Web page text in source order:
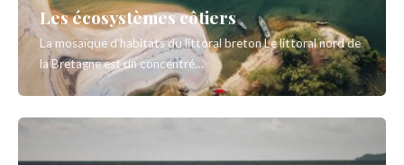
Les écosystèmes côtiers
La mosaïque d'habitats du littoral breton Le littoral nord de
la Bretagne est un concentré…